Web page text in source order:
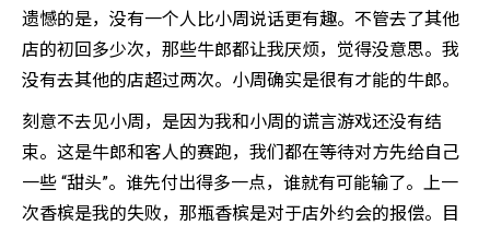
遗憾的是，没有一个人比小周说话更有趣。不管去了其他
店的初回多少次，那些牛郎都让我厌烦，觉得没意思。我
没有去其他的店超过两次。小周确实是很有才能的牛郎。
刻意不去见小周，是因为我和小周的谎言游戏还没有结
束。这是牛郎和客人的赛跑，我们都在等待对方先给自己
一些 “甜头”。谁先付出得多一点，谁就有可能输了。上一
次香槟是我的失败，那瓶香槟是对于店外约会的报偿。目